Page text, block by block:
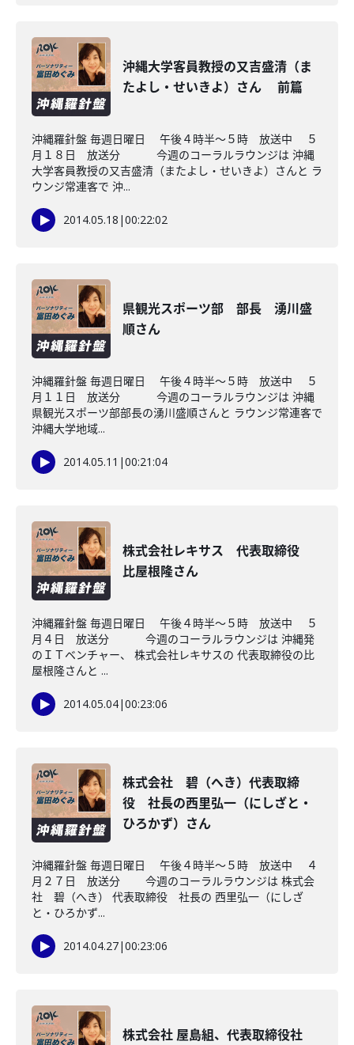
沖縄大学客員教授の又吉盛清（ま
たよし・せいきよ）さん 前篇
沖縄羅針盤 毎週日曜日 午後４時半～５時 放送中 ５
月１８日 放送分 今週のコーラルラウンジは 沖縄
大学客員教授の又吉盛清（またよし・せいきよ）さんと ラ
ウンジ常連客で 沖...
2014.05.18 |00:22:02
県観光スポーツ部 部長 湧川盛
順さん
沖縄羅針盤 毎週日曜日 午後４時半～５時 放送中 ５
月１１日 放送分 今週のコーラルラウンジは 沖縄
県観光スポーツ部部長の湧川盛順さんと ラウンジ常連客で
沖縄大学地域...
2014.05.11 |00:21:04
株式会社レキサス 代表取締役
比屋根隆さん
沖縄羅針盤 毎週日曜日 午後４時半～５時 放送中 ５
月４日 放送分 今週のコーラルラウンジは 沖縄発
のＩＴベンチャー、 株式会社レキサスの 代表取締役の比
屋根隆さんと ...
2014.05.04|00:23:06
株式会社 碧（へき）代表取締
役 社長の西里弘一（にしざと・
ひろかず）さん
沖縄羅針盤 毎週日曜日 午後４時半～５時 放送中 ４
月２７日 放送分 今週のコーラルラウンジは 株式会
社 碧（へき） 代表取締役 社長の 西里弘一（にしざ
と・ひろかず...
2014.04.27|00:23:06
株式会社 屋島組、代表取締役社